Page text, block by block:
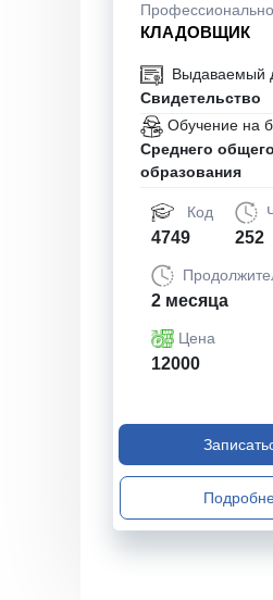
КЛАДОВЩИК
Выдаваемый
Свидетельство
Обучение на
Среднего общего
образования
Код
4749 252
2 месяца
Цена
12000